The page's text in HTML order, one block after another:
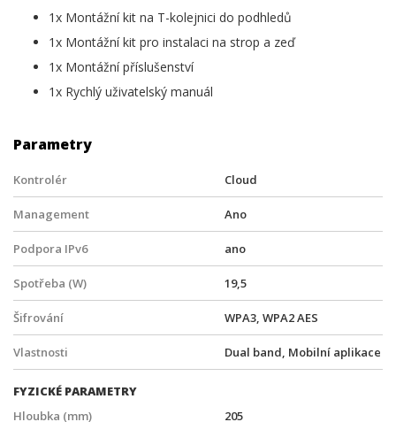
1x Montážní kit na T-kolejnici do podhledů
1x Montážní kit pro instalaci na strop a zeď
1x Montážní příslušenství
1x Rychlý uživatelský manuál
Parametry
Kontrolér Cloud
Management Ano
Podpora IPv6 ano
Spotřeba (W) 19,5
Šifrování WPA3, WPA2 AES
Vlastnosti Dual band, Mobilní aplikace
FYZICKÉ PARAMETRY
Hloubka (mm)
205